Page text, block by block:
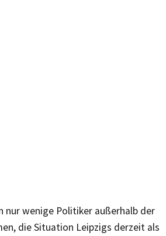
nur wenige Politiker außerhalb der
die Situation Leipzigs derzeit als